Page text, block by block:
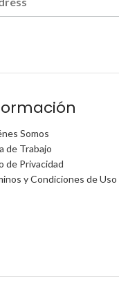
Somos
de Trabajo
de Privacidad
y Condiciones de Uso